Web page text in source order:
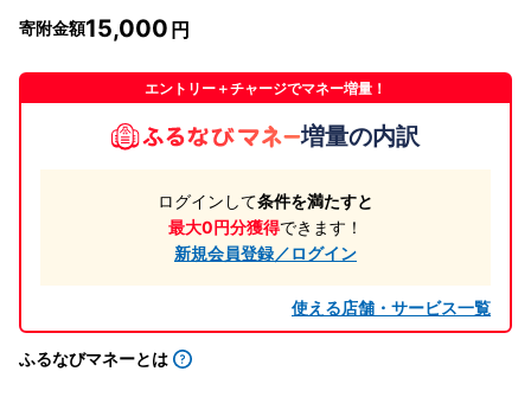
寄附金額15,000
エントリー＋チャージでマネー増量！
増量の内訳
ログインして条件を満たすと
最大0円分獲得できます！
新規会員登録／ログイン
使える店舗・サービス一覧
ふるなびマネーとは